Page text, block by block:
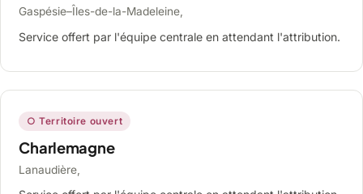
Gaspésie–Îles-de-la-Madeleine,
Service offert par l'équipe centrale en attendant l'attribution.
○ Territoire ouvert
Charlemagne
Lanaudière,